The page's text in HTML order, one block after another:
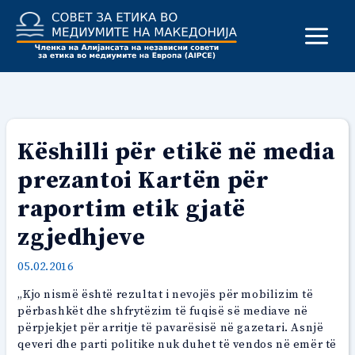
content
Këshilli për etikë në media
prezantoi Kartën për
raportim etik gjatë
zgjedhjeve
05.02.2016
„Kjo nismë është rezultat i nevojës për mobilizim të
përbashkët dhe shfrytëzim të fuqisë së mediave në
përpjekjet për arritje të pavarësisë në gazetari. Asnjë
qeveri dhe parti politike nuk duhet të vendos në emër të